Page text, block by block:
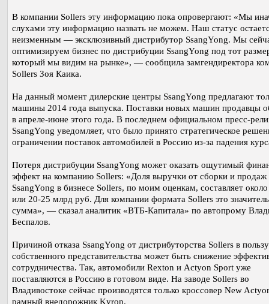
В компании Sollers эту информацию пока опровергают: «Мы
слухами эту информацию назвать не можем. Наш статус
неизменным — эксклюзивный дистрибутор SsangYong. Мы
оптимизируем бизнес по дистрибуции SsangYong под тот
который мы видим на рынке», — сообщила замгендиректора
Sollers Зоя Каика.
На данный момент дилерские центры SsangYong предлагают
машины 2014 года выпуска. Поставки новых машин продавцы
в апреле-июне этого года. В последнем официальном пресс-
SsangYong уведомляет, что было принято стратегическое
ограничении поставок автомобилей в Россию из-за падения
Потеря дистрибуции SsangYong может оказать ощутимый
эффект на компанию Sollers: «Доля выручки от сборки и продаж
SsangYong в бизнесе Sollers, по моим оценкам, составляет
или 20-25 млрд руб. Для компании формата Sollers это
сумма», — сказал аналитик «ВТБ-Капитала» по автопрому
Беспалов.
Причиной отказа SsangYong от дистрибуторства Sollers в пользу
собственного представительства может быть снижение
сотрудничества. Так, автомобили Rexton и Actyon Sport уже
поставляются в Россию в готовом виде. На заводе Sollers во
Владивостоке сейчас производятся только кроссовер New
рамный внедорожник Kyron.